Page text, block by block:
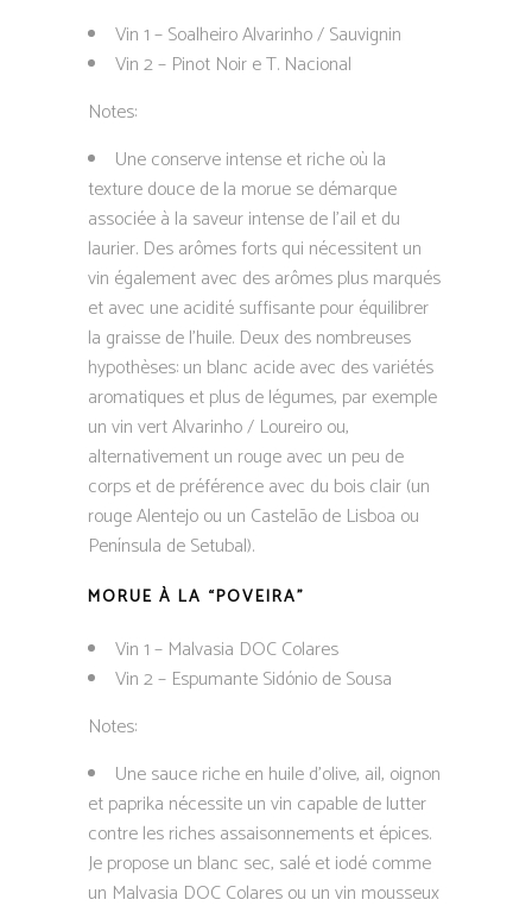
Vin 1 – Soalheiro Alvarinho / Sauvignin
Vin 2 – Pinot Noir e T. Nacional
Notes:
Une conserve intense et riche où la
texture douce de la morue se démarque
associée à la saveur intense de l’ail et du
laurier. Des arômes forts qui nécessitent un
vin également avec des arômes plus marqués
et avec une acidité suffisante pour équilibrer
la graisse de l’huile. Deux des nombreuses
hypothèses: un blanc acide avec des variétés
aromatiques et plus de légumes, par exemple
un vin vert Alvarinho / Loureiro ou,
alternativement un rouge avec un peu de
corps et de préférence avec du bois clair (un
rouge Alentejo ou un Castelão de Lisboa ou
Península de Setubal).
MORUE À LA “POVEIRA”
Vin 1 – Malvasia DOC Colares
Vin 2 – Espumante Sidónio de Sousa
Notes:
Une sauce riche en huile d’olive, ail, oignon
et paprika nécessite un vin capable de lutter
contre les riches assaisonnements et épices.
Je propose un blanc sec, salé et iodé comme
un Malvasia DOC Colares ou un vin mousseux